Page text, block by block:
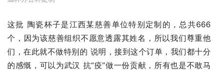
这批 陶瓷杯子是江西某慈善单位特别定制的，总共666
个，因为该慈善组织不愿意透露其姓名，所以我们尊重他
们，在此就不做特别的 说明，接到这个订单，我们都十分
的感慨，可以为武汉 抗“疫”做一份贡献，所有也是不敢马